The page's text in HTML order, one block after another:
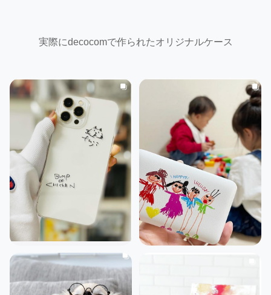
実際にdecocomで作られたオリジナルケース